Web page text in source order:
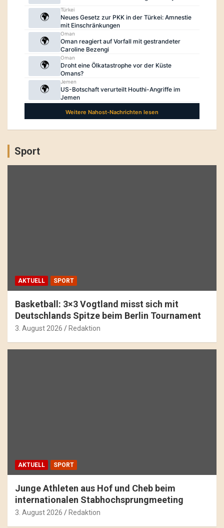
Sport
AKTUELL SPORT
Basketball: 3×3 Vogtland misst sich mit
Deutschlands Spitze beim Berlin Tournament
3. August 2026 Redaktion
AKTUELL SPORT
Junge Athleten aus Hof und Cheb beim
internationalen Stabhochsprungmeeting
3. August 2026 Redaktion